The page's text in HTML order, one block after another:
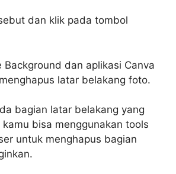
dan klik pada tombol
Background dan aplikasi Canva
latar belakang foto.
bagian latar belakang yang
bisa menggunakan tools
untuk menghapus bagian